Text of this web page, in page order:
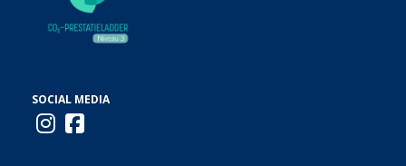
SOCIAL MEDIA